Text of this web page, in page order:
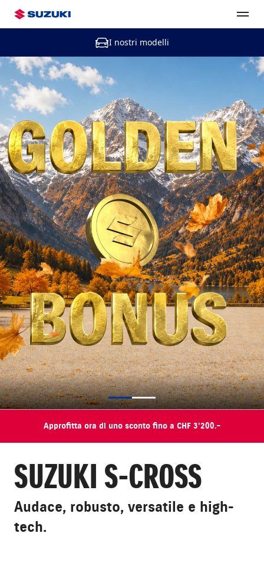
I nostri modelli
Approfitta ora di uno sconto fino a CHF 3'200.–
SUZUKI S-CROSS
Audace, robusto, versatile e high-
tech.